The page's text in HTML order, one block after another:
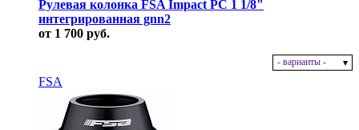
Рулевая колонка FSA Impact PC 1 1/8"
интегрированная gnn2
от 1 700 руб.
- варианты -
FSA